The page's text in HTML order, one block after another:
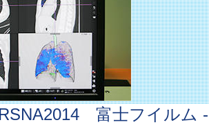
RSNA2014 富士フイルム